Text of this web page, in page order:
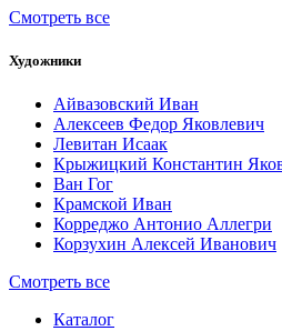
Смотреть все
Художники
Айвазовский Иван
Алексеев Федор Яковлевич
Левитан Исаак
Крыжицкий Константин
Ван Гог
Крамской Иван
Корреджо Антонио Аллегри
Корзухин Алексей Иванович
Смотреть все
Каталог